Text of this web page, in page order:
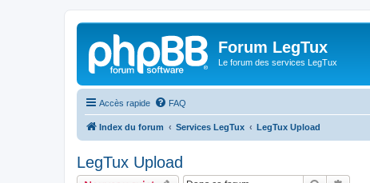
Forum LegTux
Le forum des services LegTux
Accès rapide FAQ
Index du forum Services LegTux LegTux Upload
LegTux Upload